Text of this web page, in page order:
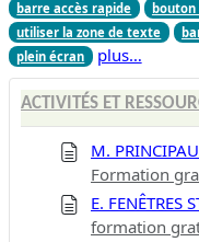
barre accès rapide
utiliser la zone de texte
plein écran
plus…
ACTIVITÉS ET
M.
Formation
E. FENÊTRES
formation